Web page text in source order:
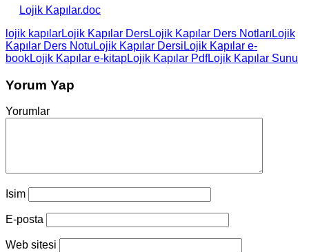
Lojik Kapılar.doc
lojik kapılarLojik Kapılar DersLojik Kapılar Ders Notları Lojik
Kapılar Ders Notu Lojik Kapılar Dersi Lojik Kapılar e-
bookLojik Kapılar e-kitapLojik Kapılar PdfLojik Kapılar Sunu
Yorum Yap
Yorumlar
Isim
E-posta
Web sitesi